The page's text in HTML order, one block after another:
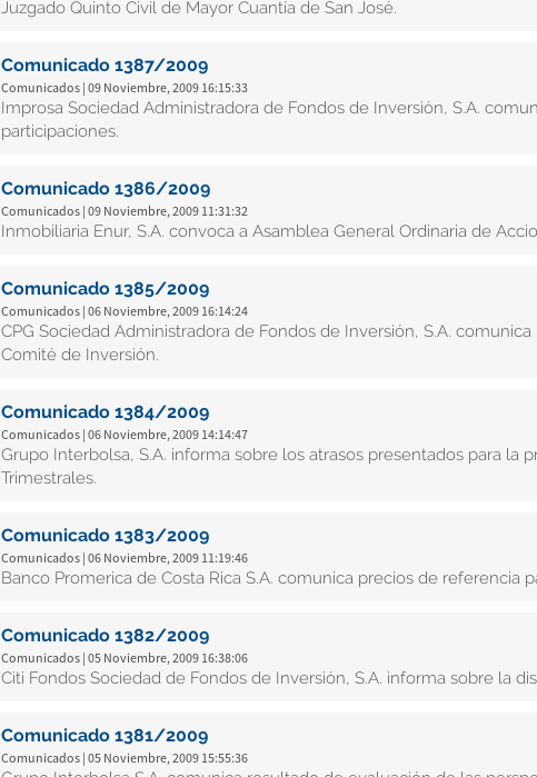
Juzgado Quinto Civil de Mayor Cuantía de San José.
Comunicado 1387/2009
Comunicados | 09 Noviembre, 2009 16:15:33
Improsa Sociedad Administradora de Fondos de Inversión, S.A.
participaciones.
Comunicado 1386/2009
Comunicados | 09 Noviembre, 2009 11:31:32
Inmobiliaria Enur, S.A. convoca a Asamblea General Ordinaria de
Comunicado 1385/2009
Comunicados | 06 Noviembre, 2009 16:14:24
CPG Sociedad Administradora de Fondos de Inversión, S.A.
Comité de Inversión.
Comunicado 1384/2009
Comunicados | 06 Noviembre, 2009 14:14:47
Grupo Interbolsa, S.A. informa sobre los atrasos presentados para la
Trimestrales.
Comunicado 1383/2009
Comunicados | 06 Noviembre, 2009 11:19:46
Banco Promerica de Costa Rica S.A. comunica precios de referencia
Comunicado 1382/2009
Comunicados | 05 Noviembre, 2009 16:38:06
Citi Fondos Sociedad de Fondos de Inversión, S.A. informa sobre la
Comunicado 1381/2009
Comunicados | 05 Noviembre, 2009 15:55:36